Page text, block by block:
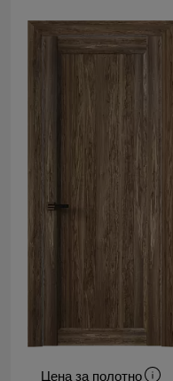
Цена за полотно